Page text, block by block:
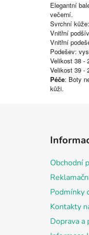
Elegantní
večerní.
Svrchní
Vnitřní
Vnitřní
Podešev:
Velikost 38 -
Velikost 39 -
Péče: Boty
kůži.
Obchodní
Podmínky
Kontakty
Doprava a